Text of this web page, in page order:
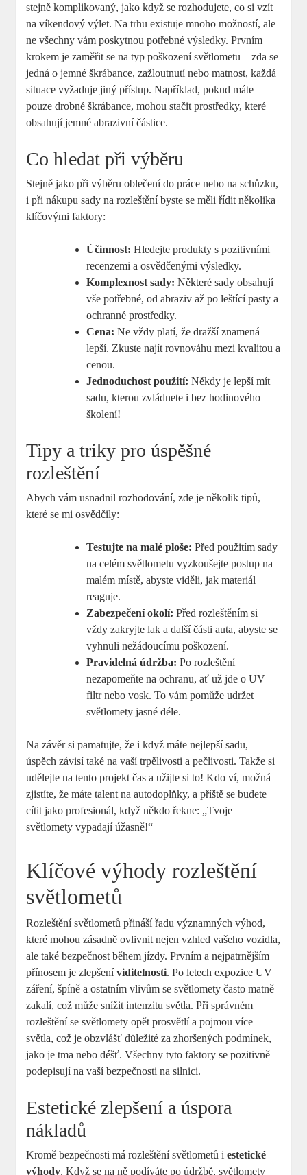
stejně ‌komplikovaný, jako když se rozhodujete, co si vzít
na víkendový výlet. Na trhu existuje mnoho možností, ale
ne všechny‍ vám poskytnou potřebné výsledky. Prvním
krokem je zaměřit se na typ poškození světlometu – zda se
jedná o jemné škrábance, ​zažloutnutí nebo matnost, každá
situace vyžaduje jiný přístup. Například, pokud ‌máte
pouze drobné škrábance, mohou‍ stačit prostředky, které
obsahují jemné abrazivní částice.
Co hledat při výběru
Stejně jako při výběru oblečení do práce nebo na schůzku,⁤
i při nákupu sady na rozleštění byste se měli řídit⁤ několika
‍klíčovými faktory:
Účinnost: Hledejte produkty s pozitivními
recenzemi a osvědčenými výsledky.
Komplexnost sady: Některé sady obsahují
vše potřebné, od abraziv až po leštící pasty a
ochranné prostředky.
Cena: Ne vždy platí, že dražší znamená
lepší. Zkuste najít rovnováhu mezi kvalitou a
cenou.
Jednoduchost použití: Někdy je lepší mít
sadu, kterou zvládnete i bez hodinového
školení!
Tipy a triky pro úspěšné
rozleštění
Abych vám ⁢usnadnil rozhodování, zde je několik tipů,
které se mi osvědčily:
Testujte na ⁢malé ploše: Před použitím sady
na celém světlometu vyzkoušejte‌ postup na
malém místě, abyste viděli, jak materiál
reaguje.
Zabezpečení okolí: Před rozleštěním si
vždy zakryjte lak a další části auta, abyste ‌se
vyhnuli nežádoucímu poškození.
Pravidelná údržba: Po rozleštění
nezapomeňte na ochranu, ⁣ať už jde o UV
filtr nebo vosk. To⁤ vám pomůže udržet
světlomety jasné déle.
Na závěr si​ pamatujte, že‍ i když máte nejlepší sadu,
úspěch závisí také na vaší trpělivosti a pečlivosti. Takže si
udělejte na tento ⁣projekt čas a užijte si to! Kdo ví, možná
zjistíte, že máte talent na autodoplňky, a příště se budete
cítit jako profesionál, když někdo řekne: „Tvoje
světlomety vypadají úžasně!“
Klíčové výhody rozleštění
světlometů
Rozleštění světlometů přináší řadu významných výhod,
⁣které mohou zásadně ovlivnit nejen ⁣vzhled vašeho vozidla,
ale také bezpečnost během jízdy. Prvním‍ a nejpatrnějším
přínosem je zlepšeníviditelnosti. Po letech expozice UV
záření, špíně a ostatním vlivům se světlomety‌ často matně
zakalí, což může snížit intenzitu světla. Při​ správném
rozleštění se světlomety opět prosvětlí a‌ pojmou více
světla, což je obzvlášť důležité za zhoršených podmínek,
jako je tma nebo déšť. Všechny tyto faktory se pozitivně
podepisují ⁢na vaší bezpečnosti na silnici.
Estetické zlepšení a úspora
nákladů
Kromě bezpečnosti má ​rozleštění světlometů iestetické
výhody. Když ⁢se na ně podíváte po údržbě, světlomety